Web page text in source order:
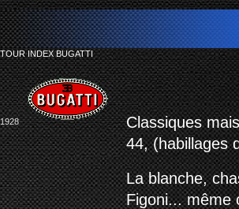
INDEX BUGATTI
1928
Classiques
44, (habillages
La blanche,
Figoni... même